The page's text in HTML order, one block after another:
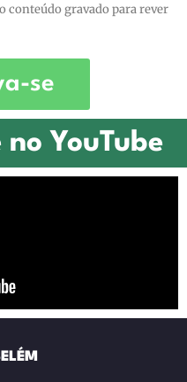
conteúdo gravado para rever
se
YouTube